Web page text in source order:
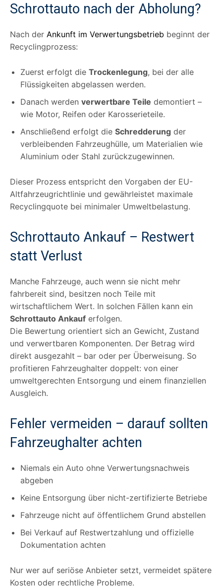
Schrottauto nach der Abholung?
Nach der Ankunft im Verwertungsbetrieb beginnt der
Recyclingprozess:
Zuerst erfolgt die Trockenlegung, bei der alle
Flüssigkeiten abgelassen werden.
Danach werden verwertbare Teile demontiert –
wie Motor, Reifen oder Karosserieteile.
Anschließend erfolgt die Schredderung der
verbleibenden Fahrzeughülle, um Materialien wie
Aluminium oder Stahl zurückzugewinnen.
Dieser Prozess entspricht den Vorgaben der EU-
Altfahrzeugrichtlinie und gewährleistet maximale
Recyclingquote bei minimaler Umweltbelastung.
Schrottauto Ankauf – Restwert
statt Verlust
Manche Fahrzeuge, auch wenn sie nicht mehr
fahrbereit sind, besitzen noch Teile mit
wirtschaftlichem Wert. In solchen Fällen kann ein
Schrottauto Ankauf erfolgen.
Die Bewertung orientiert sich an Gewicht, Zustand
und verwertbaren Komponenten. Der Betrag wird
direkt ausgezahlt – bar oder per Überweisung. So
profitieren Fahrzeughalter doppelt: von einer
umweltgerechten Entsorgung und einem finanziellen
Ausgleich.
Fehler vermeiden – darauf sollten
Fahrzeughalter achten
Niemals ein Auto ohne Verwertungsnachweis
abgeben
Keine Entsorgung über nicht-zertifizierte Betriebe
Fahrzeuge nicht auf öffentlichem Grund abstellen
Bei Verkauf auf Restwertzahlung und offizielle
Dokumentation achten
Nur wer auf seriöse Anbieter setzt, vermeidet spätere
Kosten oder rechtliche Probleme.